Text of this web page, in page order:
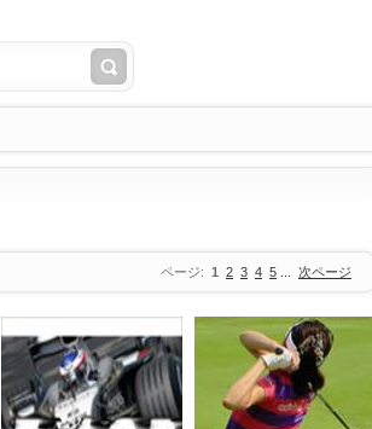
ページ: 1 2 3 4 5 次ページ